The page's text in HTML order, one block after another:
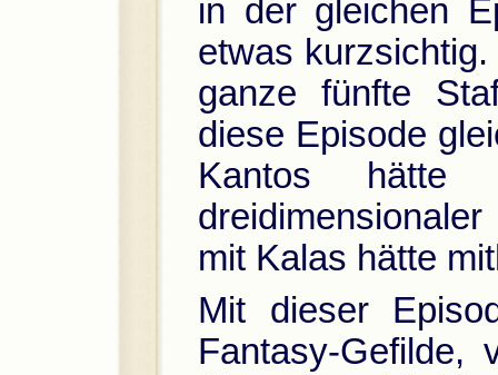
in der gleichen
etwas
ganze fünfte
diese Episode
Kantos hätte
mit Kalas hätte
Mit dieser
Fantasy-